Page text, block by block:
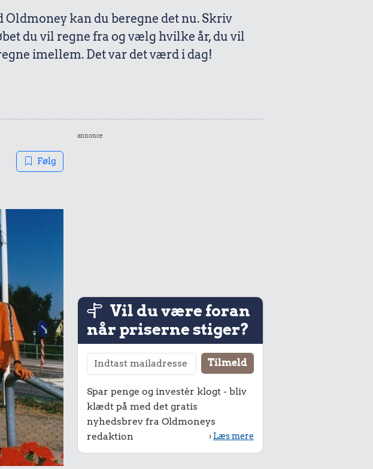
Oldmoney kan du beregne det nu. Skriv
du vil regne fra og vælg hvilke år, du vil
imellem. Det var det værd i dag!
Følg
annonce
Vil du være foran
når priserne stiger?
Spar penge og investér klogt - bliv
klædt på med det gratis
nyhedsbrev fra Oldmoneys
redaktion
› Læs mere